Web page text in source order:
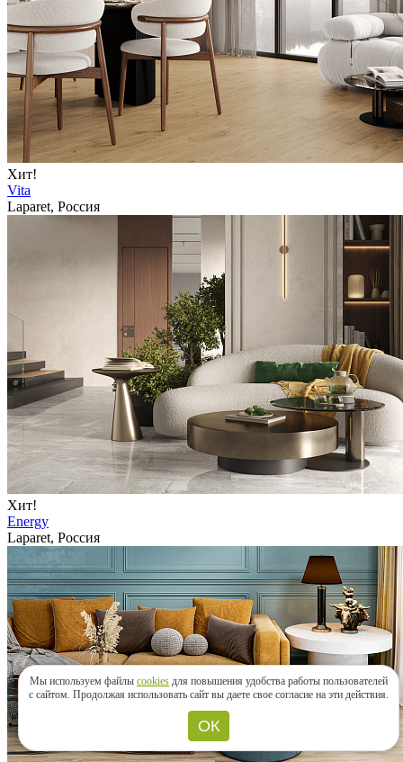
Хит!
Vita
Laparet, Россия
Хит!
Energy
Laparet, Россия
Мы используем файлы cookies для повышения удобства работы пользователей
с сайтом. Продолжая использовать сайт вы даете свое согласие на эти действия.
ОК